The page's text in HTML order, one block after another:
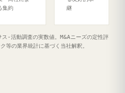
集約
継
‐活動調査の実数値。M&Aニーズの定性評
等の業界統計に基づく当社解釈。